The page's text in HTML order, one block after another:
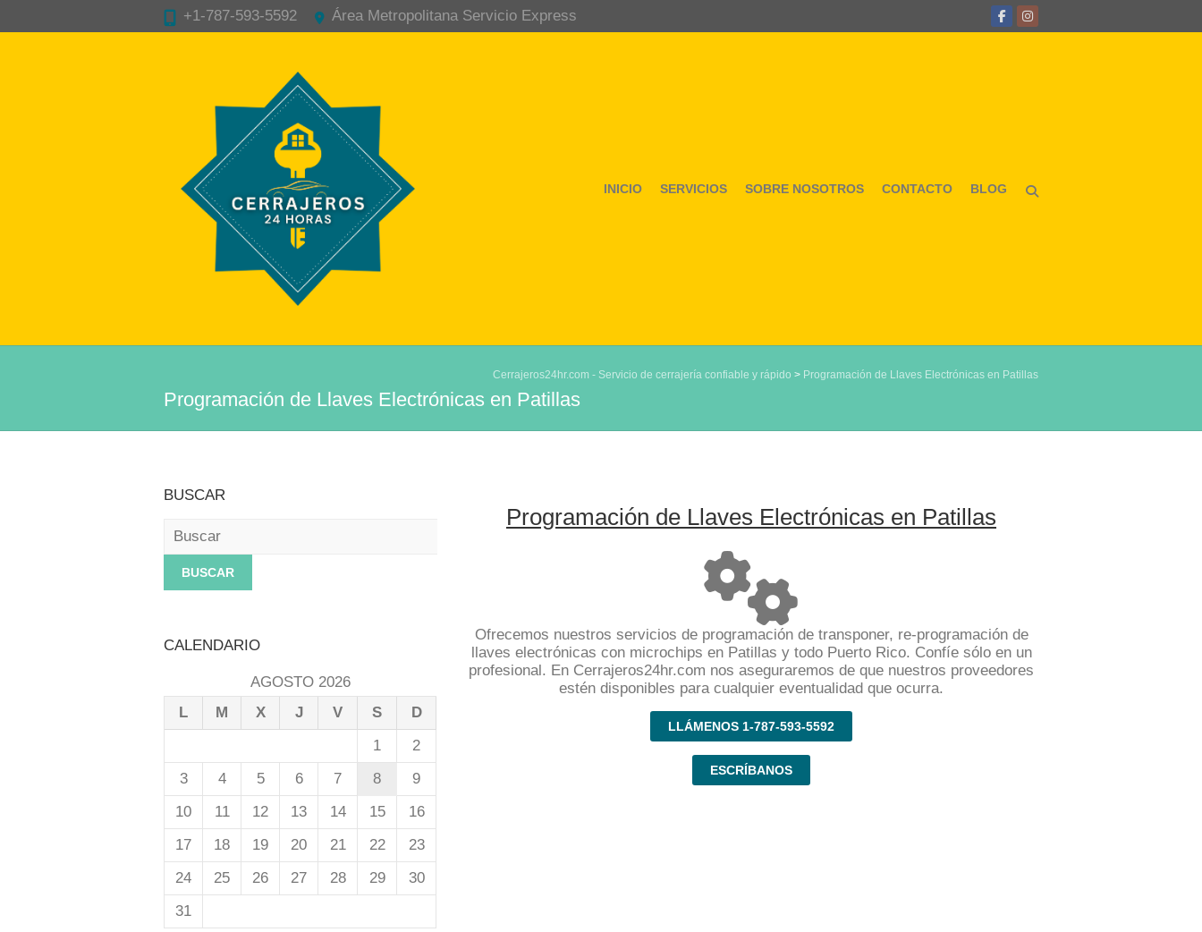
+1-787-593-5592 Área Metropolitana Servicio Express
INICIO SERVICIOS SOBRE NOSOTROS CONTACTO BLOG
Cerrajeros24hr.com - Servicio de cerrajería confiable y rápido > Programación de Llaves Electrónicas en Patillas
Programación de Llaves Electrónicas en Patillas
Programación de Llaves Electrónicas en Patillas
Ofrecemos nuestros servicios de programación de transponer, re-programación de
llaves electrónicas con microchips en Patillas y todo Puerto Rico. Confíe sólo en un
profesional. En Cerrajeros24hr.com nos aseguraremos de que nuestros proveedores
estén disponibles para cualquier eventualidad que ocurra.
LLÁMENOS 1-787-593-5592
ESCRÍBANOS
BUSCAR
Buscar
CALENDARIO
AGOSTO 2026
L
M X J V S
D
1
2
3
4 5 6 7 8
9
10
11 12 13 14 15
16
17
18 19 20 21 22
23
24
25 26 27 28 29
30
31